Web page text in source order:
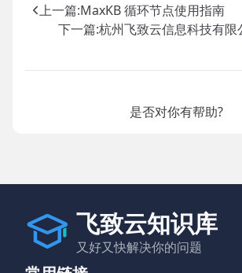
上一篇:MaxKB 循环节点使用指南
下一篇:杭州飞致云信息科技有限
是否对你有帮助?
飞致云知识库
又好又快解决你的问题